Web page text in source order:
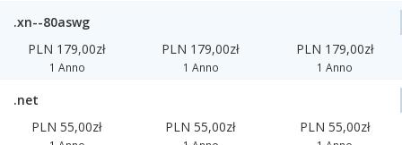
.xn--80aswg
PLN 179,00zł
1 Anno
PLN 179,00zł
1 Anno
PLN 179,00zł
1 Anno
.net
PLN 55,00zł
PLN 55,00zł PLN 55,00zł